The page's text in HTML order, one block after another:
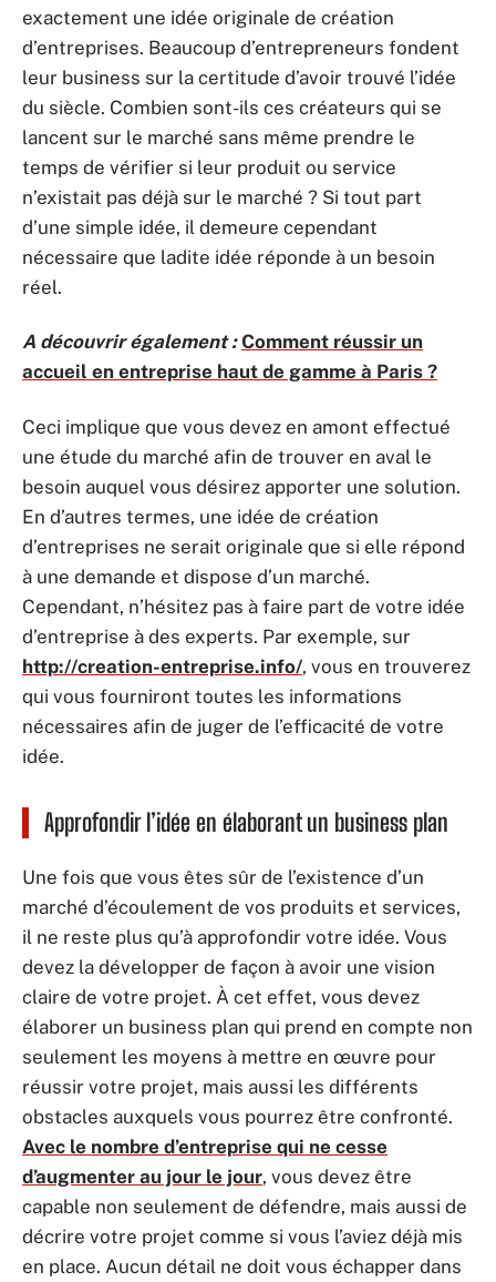
exactement une idée originale de création
d’entreprises. Beaucoup d’entrepreneurs fondent
leur business sur la certitude d’avoir trouvé l’idée
du siècle. Combien sont-ils ces créateurs qui se
lancent sur le marché sans même prendre le
temps de vérifier si leur produit ou service
n’existait pas déjà sur le marché ? Si tout part
d’une simple idée, il demeure cependant
nécessaire que ladite idée réponde à un besoin
réel.
A découvrir également : Comment réussir un
accueil en entreprise haut de gamme à Paris ?
Ceci implique que vous devez en amont effectué
une étude du marché afin de trouver en aval le
besoin auquel vous désirez apporter une solution.
En d’autres termes, une idée de création
d’entreprises ne serait originale que si elle répond
à une demande et dispose d’un marché.
Cependant, n’hésitez pas à faire part de votre idée
d’entreprise à des experts. Par exemple, sur
http://creation-entreprise.info/, vous en trouverez
qui vous fourniront toutes les informations
nécessaires afin de juger de l’efficacité de votre
idée.
Approfondir l’idée en élaborant un business plan
Une fois que vous êtes sûr de l’existence d’un
marché d’écoulement de vos produits et services,
il ne reste plus qu’à approfondir votre idée. Vous
devez la développer de façon à avoir une vision
claire de votre projet. À cet effet, vous devez
élaborer un business plan qui prend en compte non
seulement les moyens à mettre en œuvre pour
réussir votre projet, mais aussi les différents
obstacles auxquels vous pourrez être confronté.
Avec le nombre d’entreprise qui ne cesse
d’augmenter au jour le jour, vous devez être
capable non seulement de défendre, mais aussi de
décrire votre projet comme si vous l’aviez déjà mis
en place. Aucun détail ne doit vous échapper dans